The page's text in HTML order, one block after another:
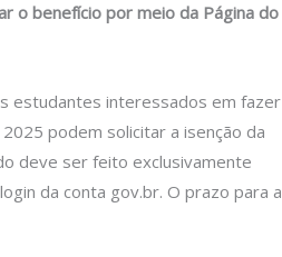
o benefício por meio da Página do
estudantes interessados em fazer
podem solicitar a isenção da
deve ser feito exclusivamente
da conta gov.br. O prazo para a